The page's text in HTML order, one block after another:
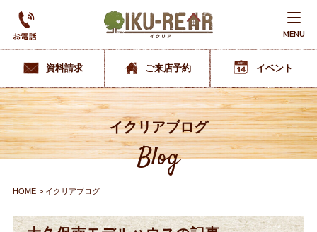
MENU
資料請求 ご来店予約 イベント
イクリアブログ
Blog
HOME イクリアブログ